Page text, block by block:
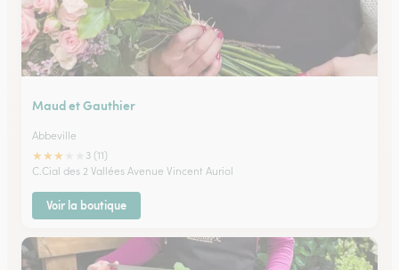
Maud et Gauthier
Abbeville
★★★
3 (11)
C.Cial des 2 Vallées Avenue Vincent Auriol
Voir la boutique